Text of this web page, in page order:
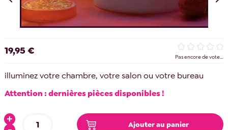
19,95 €
Pas encore de vote...
illuminez votre chambre, votre salon ou votre bureau
Attention : dernières pièces disponibles !
Ajouter au panier